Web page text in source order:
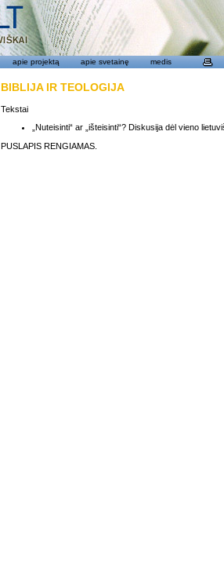
apie projektą apie svetainę medis
BIBLIJA IR TEOLOGIJA
Tekstai
„Nuteisinti“ ar „išteisinti“? Diskusija dėl vieno
PUSLAPIS RENGIAMAS.